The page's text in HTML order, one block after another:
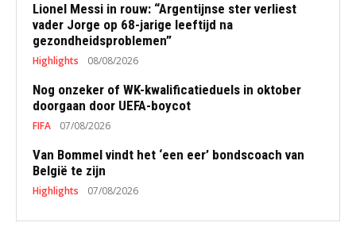
Lionel Messi in rouw: “Argentijnse ster verliest
vader Jorge op 68-jarige leeftijd na
gezondheidsproblemen”
Highlights 08/08/2026
Nog onzeker of WK-kwalificatieduels in oktober
doorgaan door UEFA-boycot
FIFA 07/08/2026
Van Bommel vindt het ‘een eer’ bondscoach van
België te zijn
Highlights 07/08/2026